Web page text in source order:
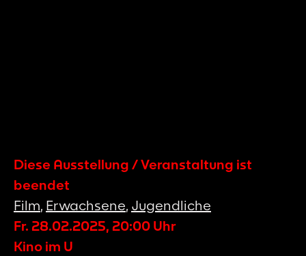
Diese Ausstellung / Veranstaltung ist
beendet
Film, Erwachsene, Jugendliche
Fr. 28.02.2025, 20:00 Uhr
Kino im U